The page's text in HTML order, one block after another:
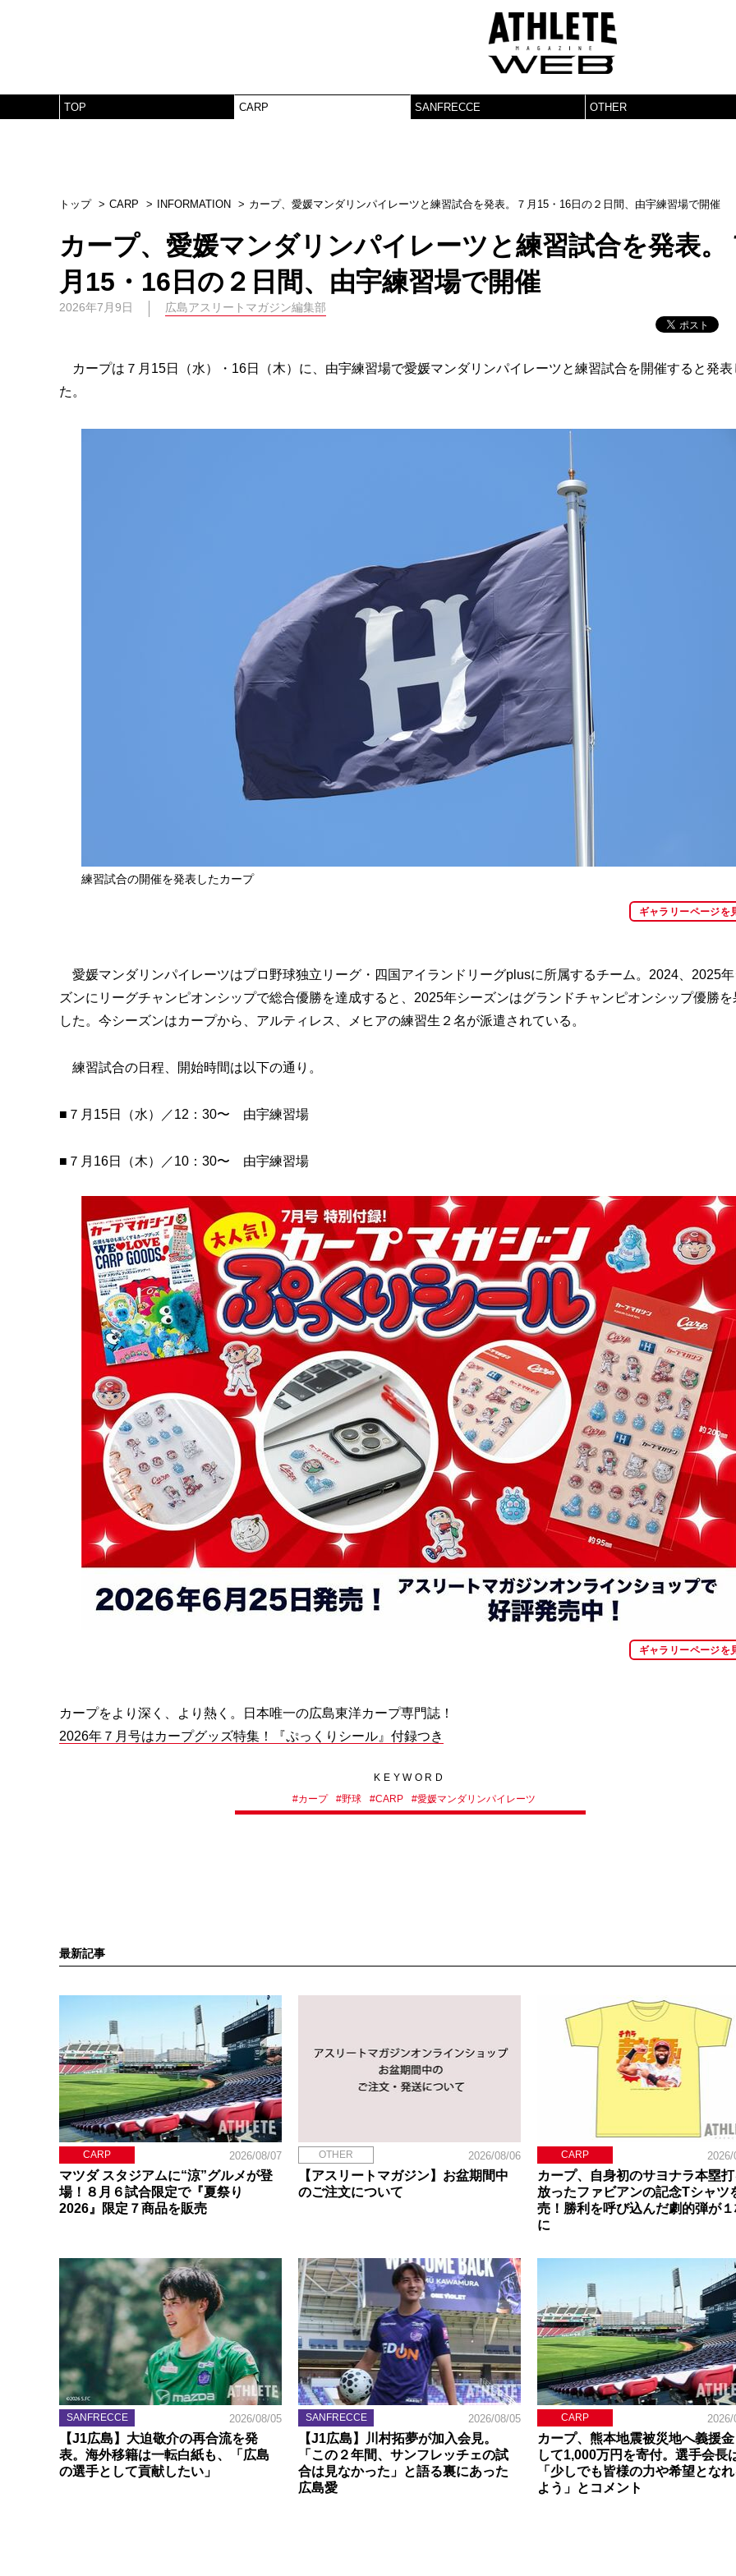
TOP CARP SANFRECCE OTHER
トップ CARP INFORMATION カープ、愛媛マンダリンパイレーツと練習試合を発表。７月15・16日の２日間、由宇練習場で開催
カープ、愛媛マンダリンパイレーツと練習試合を発表。
月15・16日の２日間、由宇練習場で開催
2026年7月9日 広島アスリートマガジン編集部
カープは７月15日（水）・16日（木）に、由宇練習場で愛媛マンダリンパイレーツと練習試合を開催すると発表
た。
練習試合の開催を発表したカープ
ギャラリーページを
愛媛マンダリンパイレーツはプロ野球独立リーグ・四国アイランドリーグplusに所属するチーム。2024、2025
ズンにリーグチャンピオンシップで総合優勝を達成すると、2025年シーズンはグランドチャンピオンシップ優勝を
した。今シーズンはカープから、アルティレス、メヒアの練習生２名が派遣されている。
練習試合の日程、開始時間は以下の通り。
■７月15日（水）／12：30〜 由宇練習場
■７月16日（木）／10：30〜 由宇練習場
ギャラリーページを
カープをより深く、より熱く。日本唯一の広島東洋カープ専門誌！
2026年７月号はカープグッズ特集！『ぷっくりシール』付録つき
KEYWORD
#カープ #野球 #CARP #愛媛マンダリンパイレーツ
最新記事
CARP 2026/08/07
マツダ スタジアムに“涼”グルメが登
場！８月６試合限定で『夏祭り
2026』限定７商品を販売
OTHER 2026/08/06
【アスリートマガジン】お盆期間中
のご注文について
CARP 2026/
カープ、自身初のサヨナラ本塁
放ったファビアンの記念Tシャツ
売！勝利を呼び込んだ劇的弾が
に
SANFRECCE 2026/08/05
【J1広島】大迫敬介の再合流を発
表。海外移籍は一転白紙も、「広島
の選手として貢献したい」
SANFRECCE 2026/08/05
【J1広島】川村拓夢が加入会見。
「この２年間、サンフレッチェの試
合は見なかった」と語る裏にあった
広島愛
CARP
カープ、熊本地震被災地へ義援
して1,000万円を寄付。選手会長
「少しでも皆様の力や希望とな
よう」とコメント